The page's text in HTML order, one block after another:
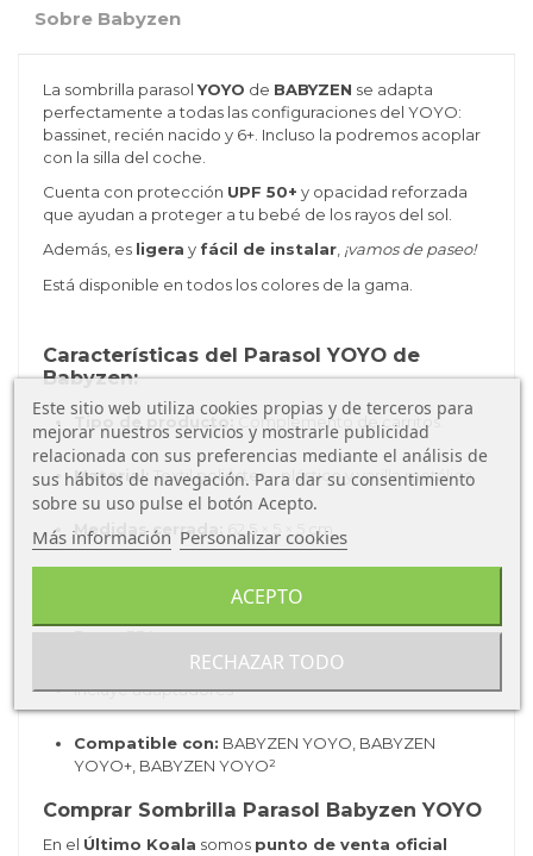
Sobre Babyzen
La sombrilla parasolYOYO de BABYZEN se adapta
perfectamente a todas las configuraciones del YOYO:
bassinet, recién nacido y 6+. Incluso la podremos acoplar
con la silla del coche.
Cuenta con protección UPF 50+ y opacidad reforzada
que ayudan a proteger a tu bebé de los rayos del sol.
Además, es ligera y fácil de instalar, ¡vamos de paseo!
Está disponible en todos los colores de la gama.
Características del Parasol YOYO de
Babyzen:
Tipo de producto: Complemento de carritos.
Material: Textil poliéster – plástico y varilla metálica.
Medidas cerrada: 62,5 × 5 × 5 cm
Peso:334g
Incluye adaptadores
Compatible con: BABYZEN YOYO, BABYZEN
YOYO+, BABYZEN YOYO²
Comprar Sombrilla Parasol Babyzen YOYO
En el Último Koala somos punto de venta oficial
Este sitio web utiliza cookies propias y de terceros para
mejorar nuestros servicios y mostrarle publicidad
relacionada con sus preferencias mediante el análisis de
sus hábitos de navegación. Para dar su consentimiento
sobre su uso pulse el botón Acepto.
Más información Personalizar cookies
RECHAZAR TODO
ACEPTO